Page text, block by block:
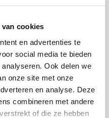
cookies
en advertenties te
social media te bieden
Ook delen we
onze site met onze
en analyse. Deze
combineren met andere
of die ze hebben
32 mm
vanaf 100 stuks
vanaf
18 september